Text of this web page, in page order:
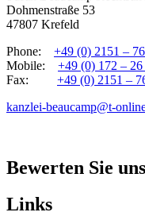
Dohmenstraße 53
47807 Krefeld
Phone: +49 (0) 2151 –
Mobile: +49 (0) 172 –
Fax: +49 (0) 2151 –
kanzlei-beaucamp@t-
Bewerten Sie
Links